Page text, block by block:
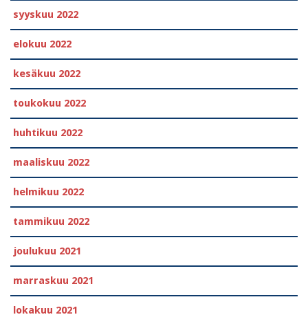
syyskuu 2022
elokuu 2022
kesäkuu 2022
toukokuu 2022
huhtikuu 2022
maaliskuu 2022
helmikuu 2022
tammikuu 2022
joulukuu 2021
marraskuu 2021
lokakuu 2021